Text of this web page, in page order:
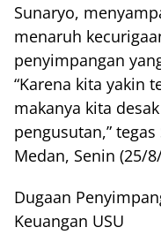
Sunaryo,
menaruh
penyimpangan
“Karena kita yakin
makanya kita
pengusutan,”
Medan, Senin (25/
Dugaan
Keuangan USU